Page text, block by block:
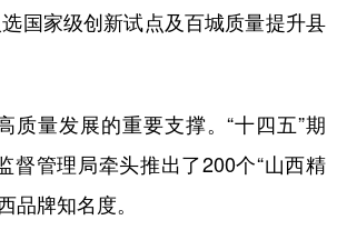
国家级创新试点及百城质量提升县
量发展的重要支撑。“十四五”期
督管理局牵头推出了200个“山西精
品牌知名度。